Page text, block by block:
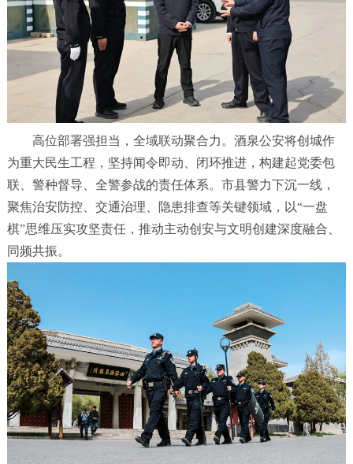
高位部署强担当，全域联动聚合力。酒泉公安将创城作
为重大民生工程，坚持闻令即动、闭环推进，构建起党委包
联、警种督导、全警参战的责任体系。市县警力下沉一线，
聚焦治安防控、交通治理、隐患排查等关键领域，以“一盘
棋”思维压实攻坚责任，推动主动创安与文明创建深度融合、
同频共振。